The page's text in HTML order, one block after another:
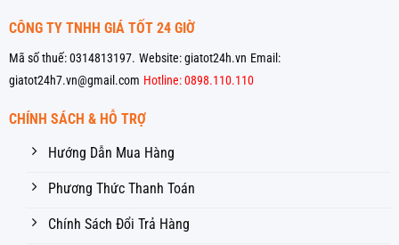
CÔNG TY TNHH GIÁ TỐT 24 GIỜ
Mã số thuế: 0314813197. Website: giatot24h.vn Email:
giatot24h7.vn@gmail.com Hotline: 0898.110.110
CHÍNH SÁCH & HỖ TRỢ
Hướng Dẫn Mua Hàng
Phương Thức Thanh Toán
Chính Sách Đổi Trả Hàng